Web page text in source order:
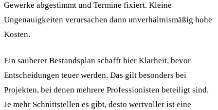
Gewerke abgestimmt und Termine fixiert. Kleine
Ungenauigkeiten verursachen dann unverhältnismäßig hohe
Kosten.
Ein sauberer Bestandsplan schafft hier Klarheit, bevor
Entscheidungen teuer werden. Das gilt besonders bei
Projekten, bei denen mehrere Professionisten beteiligt sind.
Je mehr Schnittstellen es gibt, desto wertvoller ist eine